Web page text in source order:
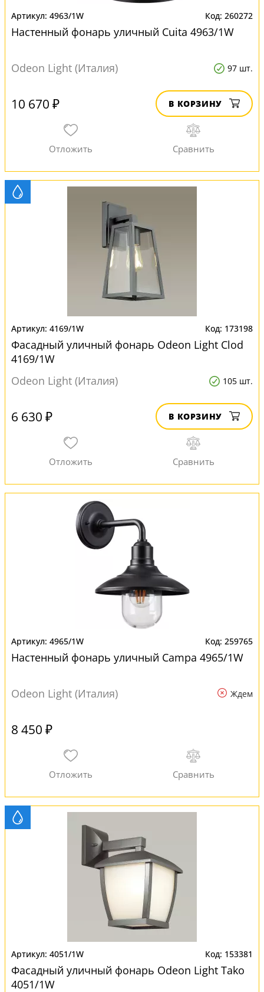
4963/1W 260272
Настенный фонарь уличный Cuita 4963/1W
Odeon Light (Италия) 97 шт.
10 670 ₽ В КОРЗИНУ
4169/1W 173198
Фасадный уличный фонарь Odeon Light Clod
4169/1W
Odeon Light (Италия)
105 шт.
6 630 ₽ В КОРЗИНУ
4965/1W 259765
Настенный фонарь уличный Campa 4965/1W
Odeon Light (Италия) Ждем
8 450 ₽
4051/1W 153381
Фасадный уличный фонарь Odeon Light Tako
4051/1W